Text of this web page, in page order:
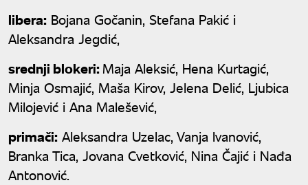
libera: Bojana Gočanin, Stefana Pakić i
Aleksandra Jegdić,
srednji blokeri:Maja Aleksić, Hena Kurtagić,
Minja Osmajić, Maša Kirov, Jelena Delić, Ljubica
Milojević i Ana Malešević,
primači: Aleksandra Uzelac, Vanja Ivanović,
Branka Tica, Jovana Cvetković, Nina Čajić i Nađa
Antonović.